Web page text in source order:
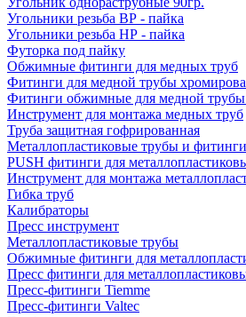
Угольники резьба ВР - пайка
Угольники резьба НР - пайка
Футорка под пайку
Обжимные фитинги для медных труб
Фитинги для медной трубы
Фитинги обжимные для медной
Инструмент для монтажа медных труб
Труба защитная гофрированная
Металлопластиковые трубы и
PUSH фитинги для
Инструмент для монтажа
Гибка труб
Калибраторы
Пресс инструмент
Металлопластиковые трубы
Обжимные фитинги для
Пресс фитинги для
Пресс-фитинги Tiemme
Пресс-фитинги Valtec